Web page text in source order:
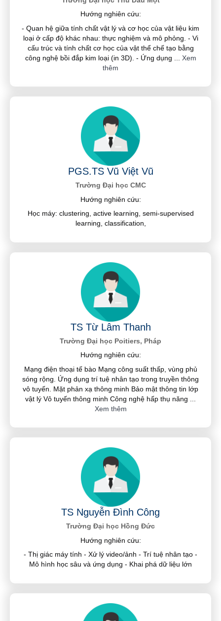
Hướng nghiên cứu:
- Quan hệ giữa tính chất vật lý và cơ học của vật liệu kim
loại ở cấp độ khác nhau: thực nghiệm và mô phỏng. - Vi
cấu trúc và tính chất cơ học của vật thể chế tạo bằng
công nghệ bồi đắp kim loại (in 3D). - Ứng dụng
Xem
thêm
PGS.TS Vũ Việt Vũ
Trường Đại học CMC
Hướng nghiên cứu:
Học máy: clustering, active learning, semi-supervised
learning, classification,
TS Từ Lâm Thanh
Trường Đại học Poitiers, Pháp
Hướng nghiên cứu:
Mạng điện thoại tế bào Mạng công suất thấp, vùng phủ
sóng rộng. Ứng dụng trí tuệ nhân tạo trong truyền thông
vô tuyến. Mặt phản xạ thông minh Bảo mật thông tin lớp
vật lý Vô tuyến thông minh Công nghệ hấp thụ năng
Xem thêm
TS Nguyễn Đình Công
Trường Đại học Hồng Đức
Hướng nghiên cứu:
- Thị giác máy tính - Xử lý video/ảnh - Trí tuệ nhân tạo -
Mô hình học sâu và ứng dụng - Khai phá dữ liệu lớn